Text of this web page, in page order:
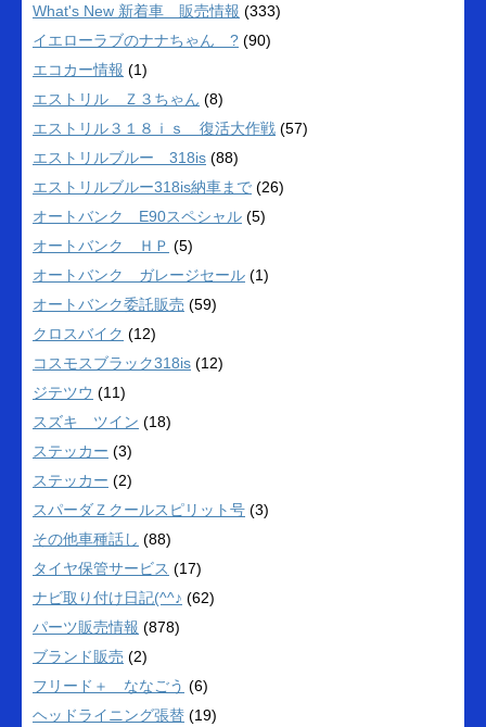
What's New 新着車 販売情報 (333)
イエローラブのナナちゃん ? (90)
エコカー情報 (1)
エストリル Ｚ３ちゃん (8)
エストリル３１８ｉｓ 復活大作戦 (57)
エストリルブルー 318is (88)
エストリルブルー318is納車まで (26)
オートバンク E90スペシャル (5)
オートバンク ＨＰ (5)
オートバンク ガレージセール (1)
オートバンク委託販売 (59)
クロスバイク (12)
コスモスブラック318is (12)
ジテツウ (11)
スズキ ツイン (18)
ステッカー (3)
ステッカー (2)
スパーダＺクールスピリット号 (3)
その他車種話し (88)
タイヤ保管サービス (17)
ナビ取り付け日記(^^♪ (62)
パーツ販売情報 (878)
ブランド販売 (2)
フリード＋ ななごう (6)
ヘッドライニング張替 (19)